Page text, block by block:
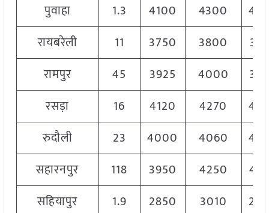
पुवाहा
1.3 4100 4300
रायबरेली
11 3750 3800
रामपुर
45 3925 4000
रसड़ा
16 4120 4270
रुदौली
23 4000 4060
सहारनपुर
118 3950 4250
सहियापुर
1.9 2850 3010